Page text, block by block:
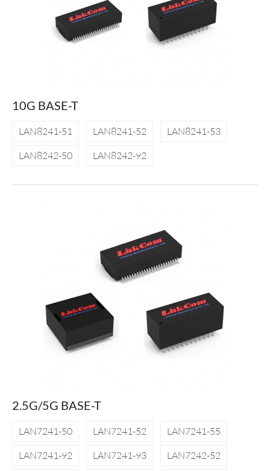
10G BASE-T
LAN8241-51 LAN8241-52
LAN8241-53
LAN8242-50
LAN8242-92
2.5G/5G BASE-T
LAN7241-50 LAN7241-52
LAN7241-55
LAN7241-92
LAN7241-93
LAN7242-52